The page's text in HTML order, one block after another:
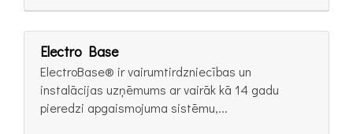
Electro Base
ElectroBase® ir vairumtirdzniecības un
instalācijas uzņēmums ar vairāk kā 14 gadu
pieredzi apgaismojuma sistēmu,...